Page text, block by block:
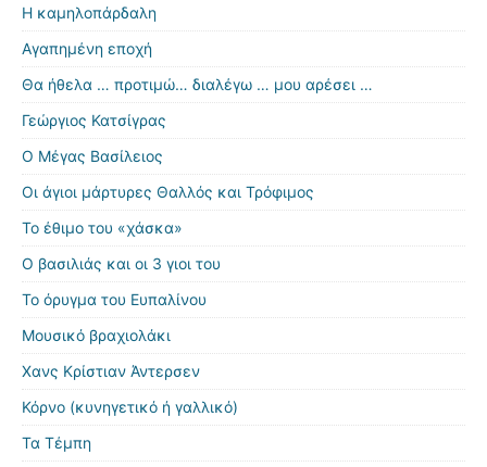
Η καμηλοπάρδαλη
Αγαπημένη εποχή
Θα ήθελα … προτιμώ… διαλέγω … μου αρέσει …
Γεώργιος Κατσίγρας
Ο Μέγας Βασίλειος
Οι άγιοι μάρτυρες Θαλλός και Τρόφιμος
Το έθιμο του «χάσκα»
Ο βασιλιάς και οι 3 γιοι του
Το όρυγμα του Ευπαλίνου
Μουσικό βραχιολάκι
Χανς Κρίστιαν Άντερσεν
Κόρνο (κυνηγετικό ή γαλλικό)
Τα Τέμπη